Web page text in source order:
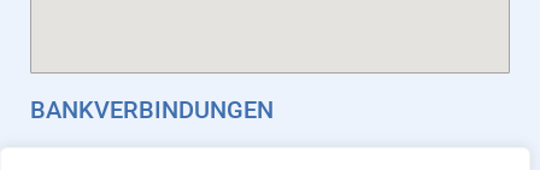
BANKVERBINDUNGEN